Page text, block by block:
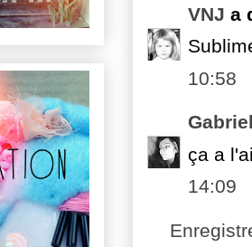
VNJ a
10:58
ça a
14:09